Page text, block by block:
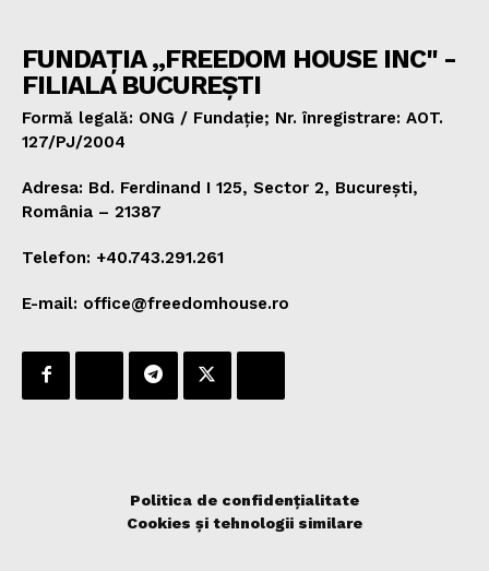
FUNDAȚIA „FREEDOM HOUSE INC" -
FILIALA BUCUREȘTI
Formă legală: ONG / Fundație; Nr. înregistrare: AOT.
127/PJ/2004
Adresa: Bd. Ferdinand I 125, Sector 2, București,
România – 21387
Telefon: +40.743.291.261
E-mail: office@freedomhouse.ro
Politica de confidențialitate
Cookies și tehnologii similare